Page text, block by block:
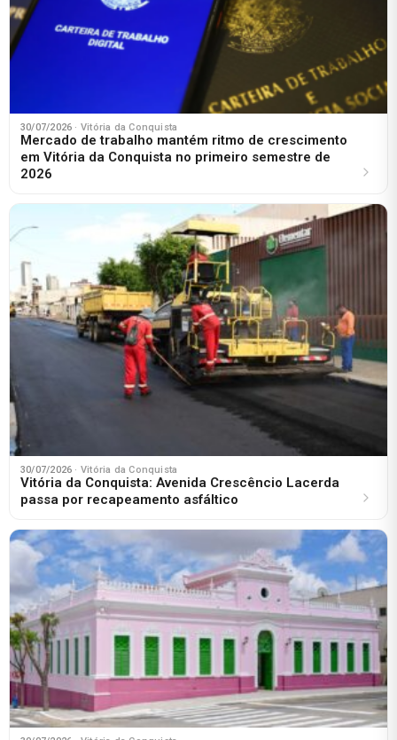
30/07/2026 · Vitória da Conquista
Mercado de trabalho mantém ritmo de crescimento
em Vitória da Conquista no primeiro semestre de
2026
30/07/2026 · Vitória da Conquista
Vitória da Conquista: Avenida Crescêncio Lacerda
passa por recapeamento asfáltico